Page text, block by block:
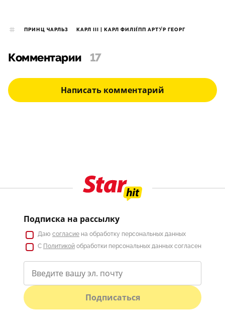
ПРИНЦ ЧАРЛЬЗ КАРЛ III | КАРЛ ФИЛИ́ПП АРТУ́Р ГЕОРГ
Комментарии 17
Написать комментарий
Подписка на рассылку
Даю согласие на обработку персональных данных
С Политикой обработки персональных данных согласен
Подписаться